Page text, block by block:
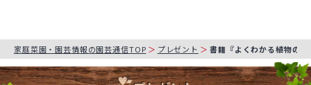
家庭菜園・園芸情報の園芸通信TOP プレゼント 書籍『よくわかる植物の